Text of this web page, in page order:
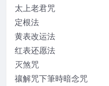
太上老君咒
定根法
黄表改运法
红表还愿法
灭煞咒
禳解咒下筆時暗念咒